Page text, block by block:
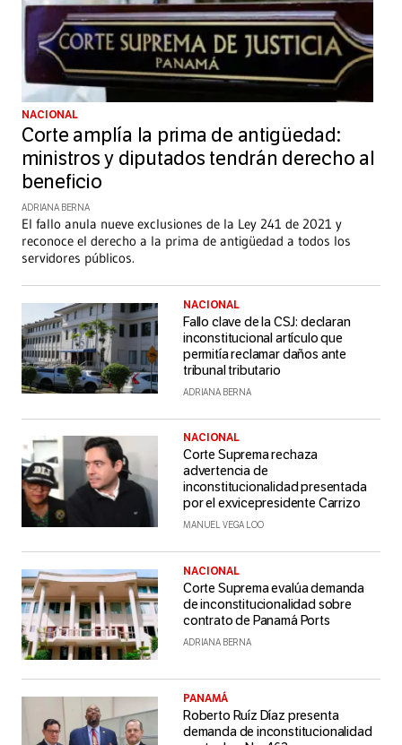
NACIONAL
Corte amplía la prima de antigüedad:
ministros y diputados tendrán derecho al
beneficio
ADRIANA BERNA
El fallo anula nueve exclusiones de la Ley 241 de 2021 y
reconoce el derecho a la prima de antigüedad a todos los
servidores públicos.
NACIONAL
Fallo clave de la CSJ: declaran
inconstitucional artículo que
permitía reclamar daños ante
tribunal tributario
ADRIANA BERNA
NACIONAL
Corte Suprema rechaza
advertencia de
inconstitucionalidad presentada
por el exvicepresidente Carrizo
MANUEL VEGA LOO
NACIONAL
Corte Suprema evalúa demanda
de inconstitucionalidad sobre
contrato de Panamá Ports
ADRIANA BERNA
PANAMÁ
Roberto Ruíz Díaz presenta
demanda de inconstitucionalidad